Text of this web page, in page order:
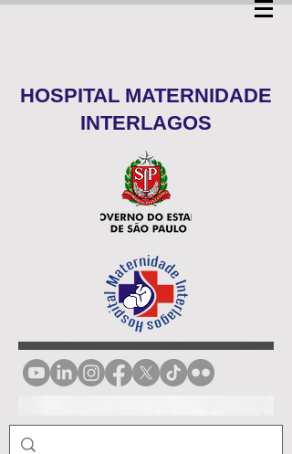
HOSPITAL MATERNIDADE
INTERLAGOS